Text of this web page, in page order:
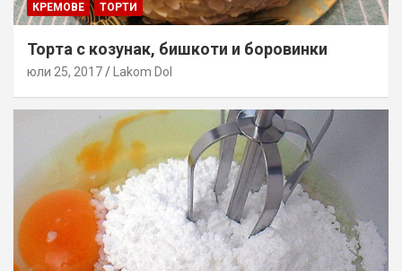
КРЕМОВЕ ТОРТИ
Торта с козунак, бишкоти и боровинки
юли 25, 2017 Lakom Dol